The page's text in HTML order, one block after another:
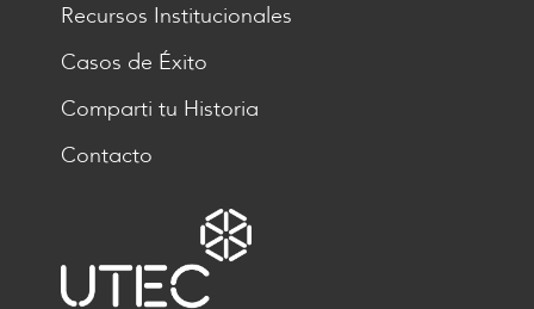
Recursos Institucionales
Casos de Éxito
Comparti tu Historia
Contacto